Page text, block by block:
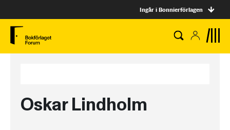
Ingår i Bonnierförlagen
Oskar Lindholm